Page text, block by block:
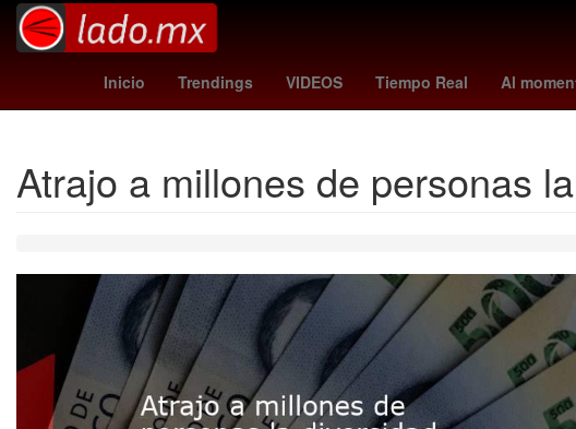
Inicio Trendings VIDEOS Tiempo Real Al
mavericks - thunder marlins - padres Hungría
Atrajo a millones de personas